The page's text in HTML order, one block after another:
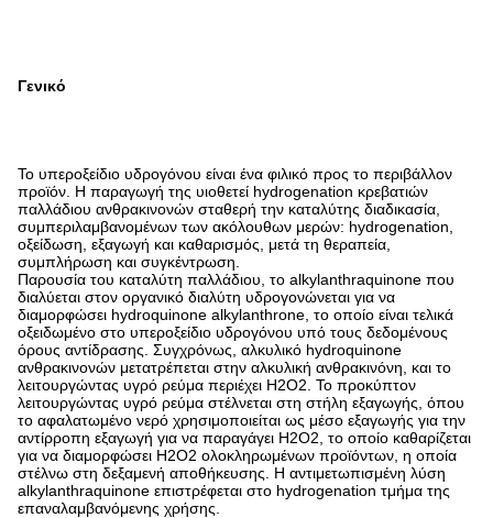
Γενικό
Το υπεροξείδιο υδρογόνου είναι ένα φιλικό προς το περιβάλλον
προϊόν. Η παραγωγή της υιοθετεί hydrogenation κρεβατιών
παλλάδιου ανθρακινονών σταθερή την καταλύτης διαδικασία,
συμπεριλαμβανομένων των ακόλουθων μερών: hydrogenation,
οξείδωση, εξαγωγή και καθαρισμός, μετά τη θεραπεία,
συμπλήρωση και συγκέντρωση.
Παρουσία του καταλύτη παλλάδιου, το alkylanthraquinone που
διαλύεται στον οργανικό διαλύτη υδρογονώνεται για να
διαμορφώσει hydroquinone alkylanthrone, το οποίο είναι τελικά
οξειδωμένο στο υπεροξείδιο υδρογόνου υπό τους δεδομένους
όρους αντίδρασης. Συγχρόνως, αλκυλικό hydroquinone
ανθρακινονών μετατρέπεται στην αλκυλική ανθρακινόνη, και το
λειτουργώντας υγρό ρεύμα περιέχει H2O2. Το προκύπτον
λειτουργώντας υγρό ρεύμα στέλνεται στη στήλη εξαγωγής, όπου
το αφαλατωμένο νερό χρησιμοποιείται ως μέσο εξαγωγής για την
αντίρροπη εξαγωγή για να παραγάγει H2O2, το οποίο καθαρίζεται
για να διαμορφώσει H2O2 ολοκληρωμένων προϊόντων, η οποία
στέλνω στη δεξαμενή αποθήκευσης. Η αντιμετωπισμένη λύση
alkylanthraquinone επιστρέφεται στο hydrogenation τμήμα της
επαναλαμβανόμενης χρήσης.